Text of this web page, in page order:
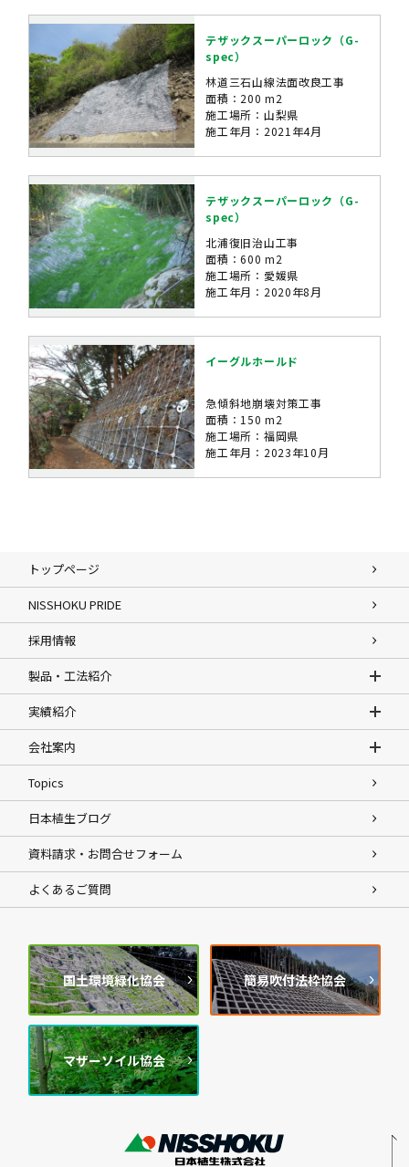
テザックスーパーロック（G-
spec）
林道三石山線法面改良工事
面積：200 m2
施工場所：山梨県
施工年月：2021年4月
テザックスーパーロック（G-
spec）
北浦復旧治山工事
面積：600 m2
施工場所：愛媛県
施工年月：2020年8月
イーグルホールド
急傾斜地崩壊対策工事
面積：150 m2
施工場所：福岡県
施工年月：2023年10月
トップページ
NISSHOKU PRIDE
採用情報
製品・工法紹介
実績紹介
会社案内
Topics
日本植生ブログ
資料請求・お問合せフォーム
よくあるご質問
国土環境緑化協会 簡易吹付法枠協会
マザーソイル協会